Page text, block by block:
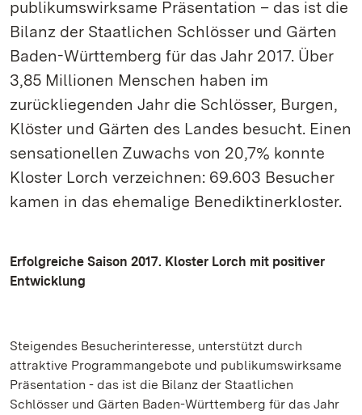
publikumswirksame Präsentation – das ist die
Bilanz der Staatlichen Schlösser und Gärten
Baden-Württemberg für das Jahr 2017. Über
3,85 Millionen Menschen haben im
zurückliegenden Jahr die Schlösser, Burgen,
Klöster und Gärten des Landes besucht. Einen
sensationellen Zuwachs von 20,7% konnte
Kloster Lorch verzeichnen: 69.603 Besucher
kamen in das ehemalige Benediktinerkloster.
Erfolgreiche Saison 2017. Kloster Lorch mit positiver
Entwicklung
Steigendes Besucherinteresse, unterstützt durch
attraktive Programmangebote und publikumswirksame
Präsentation - das ist die Bilanz der Staatlichen
Schlösser und Gärten Baden-Württemberg für das Jahr